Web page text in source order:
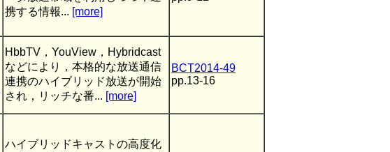
携する情報... [more]
HbbTV，YouView，Hybridcast
などにより，本格的な放送通信
連携のハイブリッド放送が開始
され，リッチな番... [more]
BCT2014-49
pp.13-16
ハイブリッドキャストの高度化